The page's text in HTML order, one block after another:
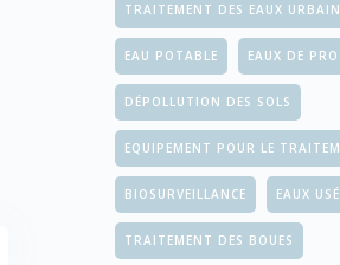
TRAITEMENT DES EAUX
EAU POTABLE EAUX DE
DÉPOLLUTION DES SOLS
EQUIPEMENT POUR LE
BIOSURVEILLANCE EAUX
TRAITEMENT DES BOUES